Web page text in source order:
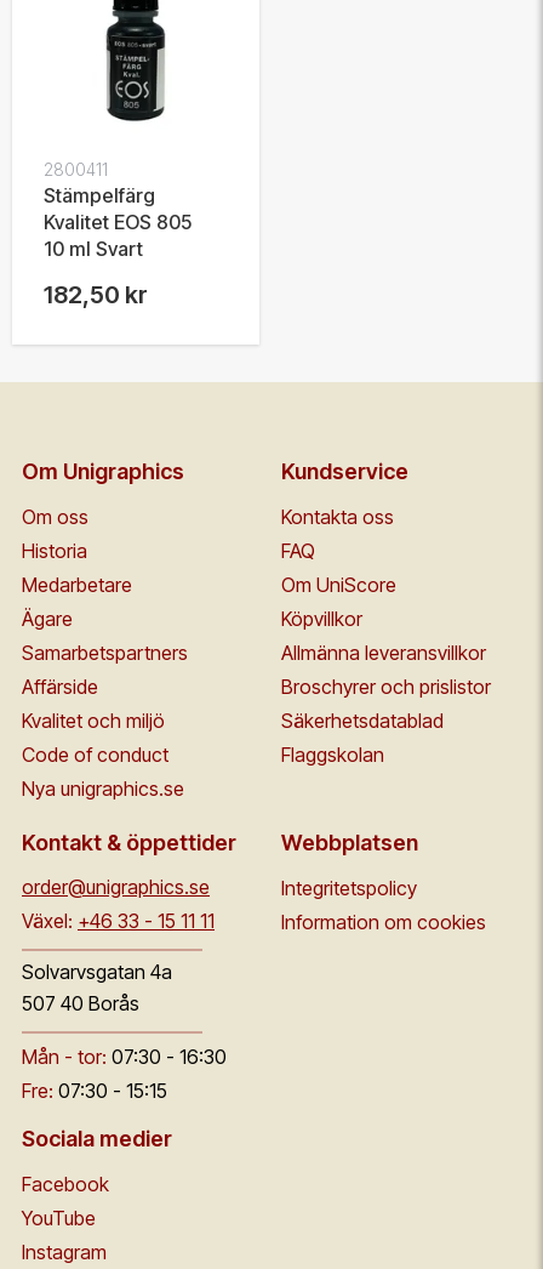
2800411
Stämpelfärg
Kvalitet EOS 805
10 ml Svart
182,50 kr
Om Unigraphics
Om oss
Historia
Medarbetare
Ägare
Samarbetspartners
Affärside
Kvalitet och miljö
Code of conduct
Nya unigraphics.se
Kundservice
Kontakta oss
FAQ
Om UniScore
Köpvillkor
Allmänna leveransvillkor
Broschyrer och prislistor
Säkerhetsdatablad
Flaggskolan
Kontakt & öppettider
order@unigraphics.se
Växel: +46 33 - 15 11 11
Solvarvsgatan 4a
507 40 Borås
Mån - tor: 07:30 - 16:30
Fre: 07:30 - 15:15
Webbplatsen
Integritetspolicy
Information om cookies
Sociala medier
Facebook
YouTube
Instagram